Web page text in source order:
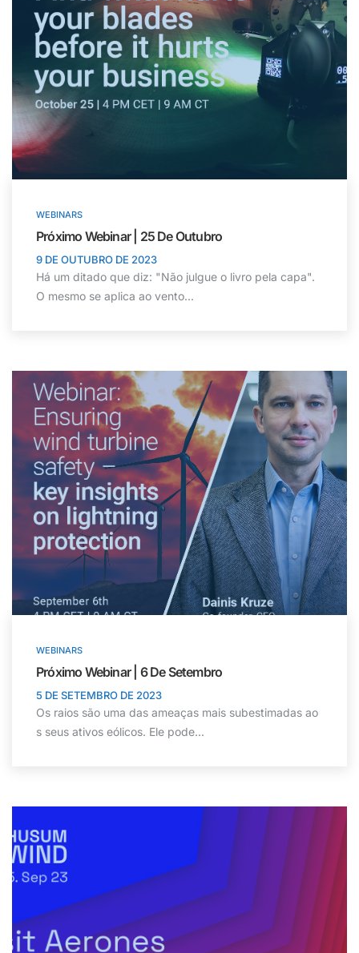
WEBINARS
Próximo Webinar | 25 De Outubro
9 DE OUTUBRO DE 2023
Há um ditado que diz: "Não julgue o livro pela capa".
O mesmo se aplica ao vento...
WEBINARS
Próximo Webinar | 6 De Setembro
5 DE SETEMBRO DE 2023
Os raios são uma das ameaças mais subestimadas ao
s seus ativos eólicos. Ele pode...